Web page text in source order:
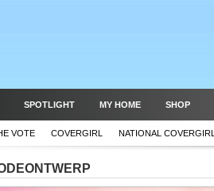
SPOTLIGHT MY HOME SHOP
VOTE COVERGIRL NATIONAL COVERGIRL